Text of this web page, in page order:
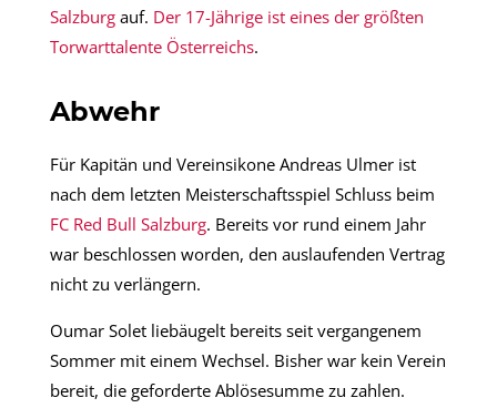
Salzburg auf. Der 17-Jährige ist eines der größten
Torwarttalente Österreichs.
Abwehr
Für Kapitän und Vereinsikone Andreas Ulmer ist
nach dem letzten Meisterschaftsspiel Schluss beim
FC Red Bull Salzburg. Bereits vor rund einem Jahr
war beschlossen worden, den auslaufenden Vertrag
nicht zu verlängern.
Oumar Solet liebäugelt bereits seit vergangenem
Sommer mit einem Wechsel. Bisher war kein Verein
bereit, die geforderte Ablösesumme zu zahlen.